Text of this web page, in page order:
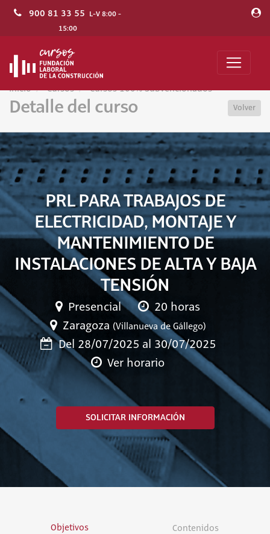
900 81 33 55 L-V 8:00 -
15:00
Inicio Cursos Cursos 100% Subvencionados
Detalle del curso Volver
PRL PARA TRABAJOS DE
ELECTRICIDAD, MONTAJE Y
MANTENIMIENTO DE
INSTALACIONES DE ALTA Y BAJA
TENSIÓN
Presencial
20 horas
Zaragoza (Villanueva de Gállego)
Del 28/07/2025 al 30/07/2025
Ver horario
SOLICITAR INFORMACIÓN
Objetivos Contenidos